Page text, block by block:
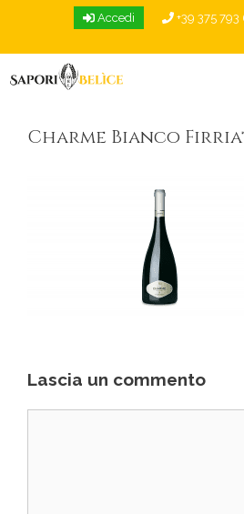
Accedi +39 375 793
Charme Bianco
Lascia un commento